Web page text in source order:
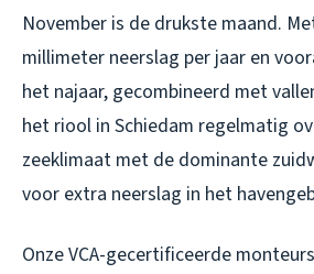
November is de drukste maand.
millimeter neerslag per jaar en
het najaar, gecombineerd met
het riool in Schiedam regelmatig
zeeklimaat met de dominante
voor extra neerslag in het
Onze VCA-gecertificeerde